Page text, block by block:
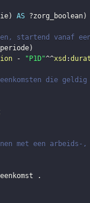
) AS ?zorg_boolean)
startend vanaf
)
- "P1D"^^xsd :
die geldig
met een
.